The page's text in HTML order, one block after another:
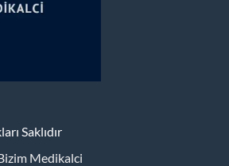
Saklıdır
Medikalci